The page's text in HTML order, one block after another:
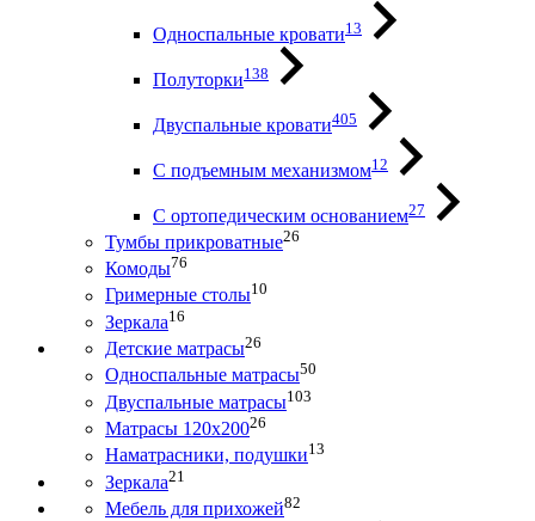
Односпальные кровати13
Полуторки138
Двуспальные кровати405
С подъемным механизмом12
С ортопедическим основанием27
Тумбы прикроватные26
Комоды76
Гримерные столы10
Зеркала16
Детские матрасы26
Односпальные матрасы50
Двуспальные матрасы103
Матрасы 120х20026
Наматрасники, подушки13
Зеркала21
Мебель для прихожей82